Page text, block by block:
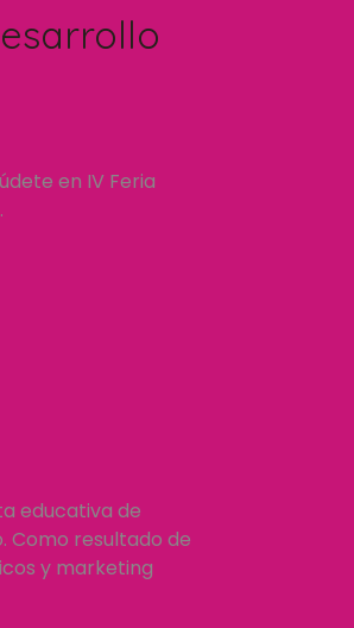
en IV Feria
educativa de
Como resultado de
y marketing